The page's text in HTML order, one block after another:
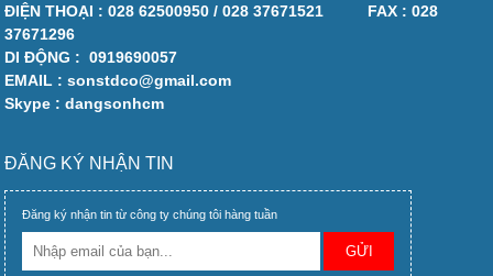
ĐIỆN THOẠI :028 62500950 / 028 37671521 FAX :028
37671296
DI ĐỘNG :0919690057
EMAIL : sonstdco@gmail.com
Skype : dangsonhcm
ĐĂNG KÝ NHẬN TIN
Đăng ký nhận tin từ công ty chúng tôi hàng tuần